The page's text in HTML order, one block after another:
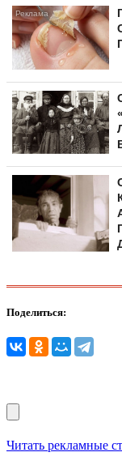
Поделиться:
Читать рекламные